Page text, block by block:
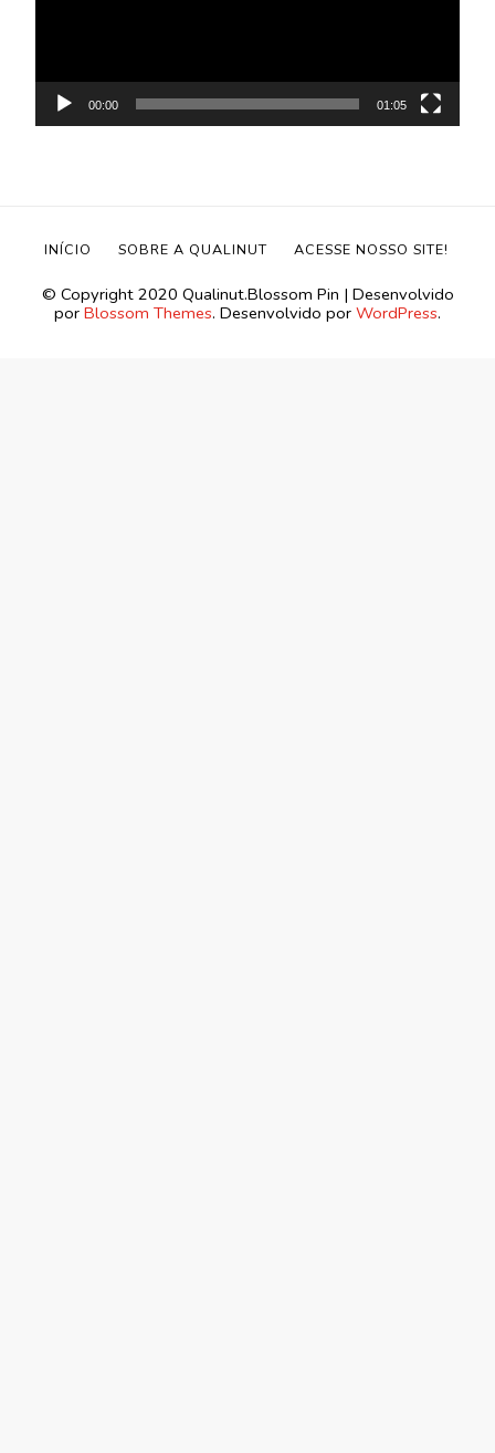
00:00 01:05
©️ Copyright 2020 Qualinut.Blossom Pin | Desenvolvido
por Blossom Themes. Desenvolvido por WordPress.
INÍCIO SOBRE A QUALINUT ACESSE NOSSO SITE!